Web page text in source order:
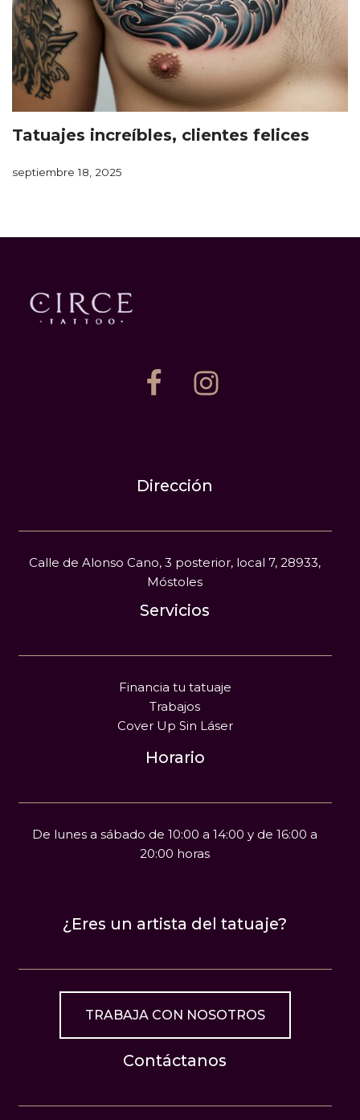
Tatuajes increíbles, clientes felices
septiembre 18, 2025
Dirección
Calle de Alonso Cano, 3 posterior, local 7, 28933,
Móstoles
Servicios
Financia tu tatuaje
Trabajos
Cover Up Sin Láser
Horario
De lunes a sábado de 10:00 a 14:00 y de 16:00 a
20:00 horas
¿Eres un artista del tatuaje?
TRABAJA CON NOSOTROS
Contáctanos